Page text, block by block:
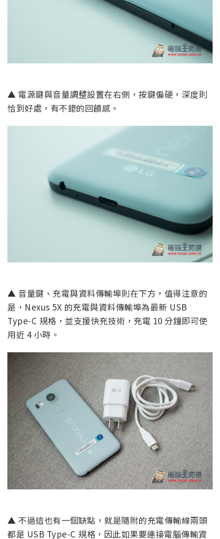
▲ 電源鍵與音量調整設置在右側，按鍵偏硬，深度則
恰到好處，有不錯的回饋感。
▲ 音量鍵、充電與資料傳輸埠則在下方，值得注意的
是，Nexus 5X 的充電與資料傳輸埠為最新 USB
Type-C 規格，並支援快充技術，充電 10 分鐘即可使
用近 4 小時。
▲ 不過這也有一個缺點，就是隨附的充電傳輸線兩頭
都是 USB Type-C 規格，因此如果要連接電腦傳輸資